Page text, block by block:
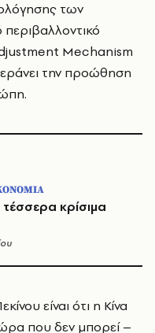
των
Mechanism
την προώθηση
κρίσιμα
είναι ότι η Κίνα
που δεν μπορεί –